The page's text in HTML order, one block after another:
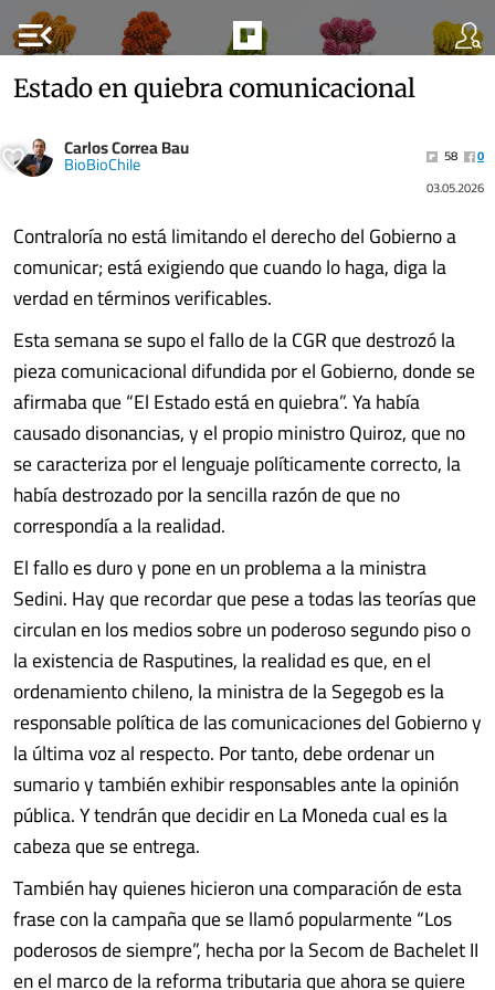
menu_open
Estado en quiebra comunicacional
Carlos Correa Bau
BioBioChile 58
0
03.05.2026
Contraloría no está limitando el derecho del Gobierno a
comunicar; está exigiendo que cuando lo haga, diga la
verdad en términos verificables.
Esta semana se supo el fallo de la CGR que destrozó la
pieza comunicacional difundida por el Gobierno, donde se
afirmaba que “El Estado está en quiebra”. Ya había
causado disonancias, y el propio ministro Quiroz, que no
se caracteriza por el lenguaje políticamente correcto, la
había destrozado por la sencilla razón de que no
correspondía a la realidad.
El fallo es duro y pone en un problema a la ministra
Sedini. Hay que recordar que pese a todas las teorías que
circulan en los medios sobre un poderoso segundo piso o
la existencia de Rasputines, la realidad es que, en el
ordenamiento chileno, la ministra de la Segegob es la
responsable política de las comunicaciones del Gobierno y
la última voz al respecto. Por tanto, debe ordenar un
sumario y también exhibir responsables ante la opinión
pública. Y tendrán que decidir en La Moneda cual es la
cabeza que se entrega.
También hay quienes hicieron una comparación de esta
frase con la campaña que se llamó popularmente “Los
poderosos de siempre”, hecha por la Secom de Bachelet II
en el marco de la reforma tributaria que ahora se quiere